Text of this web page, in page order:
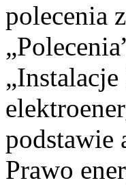
polecenia
podstawie
Prawo